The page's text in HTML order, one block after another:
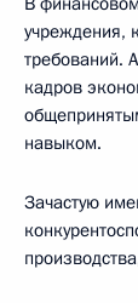
учреждения,
требований.
кадров
навыком.
Зачастую